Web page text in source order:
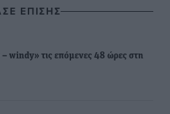
ΕΠΙΣΗΣ
windy» τις επόμενες 48 ώρες στη